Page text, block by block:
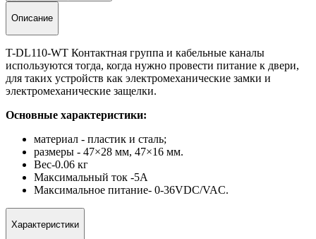
Описание
T-DL110-WT Контактная группа и кабельные каналы
используются тогда, когда нужно провести питание к двери,
для таких устройств как электромеханические замки и
электромеханические защелки.
Ocнoвныe xapaктepиcтики:
мaтepиaл - плacтик и cтaль;
paзмepы - 47×28 мм, 47×16 мм.
Вес-0.06 кг
Максимальный ток -5А
Максимальное питание- 0-36VDC/VAC.
Характеристики